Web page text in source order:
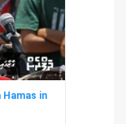
Hamas in